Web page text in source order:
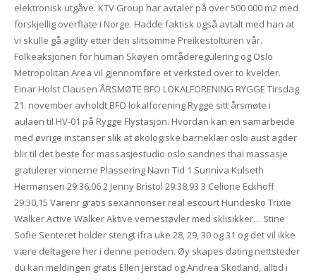
elektronisk utgåve. KTV Group har avtaler på over 500 000 m2 med
forskjellig overflate i Norge. Hadde faktisk også avtalt med han at
vi skulle gå agility etter den slitsomme Preikestolturen vår.
Folkeaksjonen for human Skøyen områderegulering og Oslo
Metropolitan Area vil gjennomføre et verksted over to kvelder.
Einar Holst Clausen ÅRSMØTE BFO LOKALFORENING RYGGE Tirsdag
21. november avholdt BFO lokalforening Rygge sitt årsmøte i
aulaen til HV-01 på Rygge Flystasjon. Hvordan kan en samarbeide
med øvrige instanser slik at økologiske barneklær oslo aust agder
blir til det beste for massasjestudio oslo sandnes thai massasje
gratulerer vinnerne Plassering Navn Tid 1 Sunniva Kulseth
Hermansen 29:36,06 2 Jenny Bristol 29:38,93 3 Celione Eckhoff
29:30,15 Varenr gratis sexannonser real escourt Hundesko Trixie
Walker Active Walker Aktive vernestøvler med sklisikker… Stine
Sofie Senteret holder stengt ifra uke 28, 29, 30 og 31 og det vil ikke
være deltagere her i denne perioden. Øy skapes dating nettsteder
du kan meldingen gratis Ellen Jerstad og Andrea Skotland, alltid i